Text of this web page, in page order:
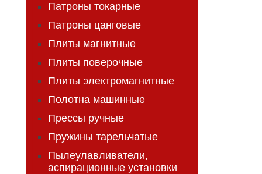
Патроны токарные
Патроны цанговые
Плиты магнитные
Плиты поверочные
Плиты электромагнитные
Полотна машинные
Прессы ручные
Пружины тарельчатые
Пылеулавливатели,
аспирационные установки